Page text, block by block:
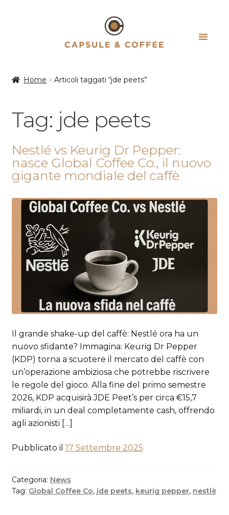
Home Articoli taggati “jde peets”
Tag: jde peets
Nestlé vs Keurig Dr Pepper:
nasce Global Coffee Co., il nuovo
gigante mondiale del caffè
Il grande shake-up del caffè: Nestlé ora ha un
nuovo sfidante? Immagina: Keurig Dr Pepper
(KDP) torna a scuotere il mercato del caffè con
un’operazione ambiziosa che potrebbe riscrivere
le regole del gioco. Alla fine del primo semestre
2026, KDP acquisirà JDE Peet’s per circa €15,7
miliardi, in un deal completamente cash, offrendo
agli azionisti […]
Pubblicato il 17 Settembre 2025
Categoria: News
Tag: Global Coffee Co, jde peets, keurig pepper, nestlè